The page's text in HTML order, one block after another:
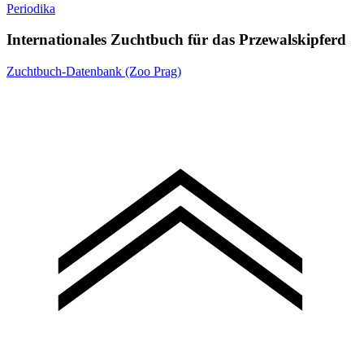
Periodika
Internationales Zuchtbuch für das Przewalskipferd
Zuchtbuch-Datenbank (Zoo Prag)